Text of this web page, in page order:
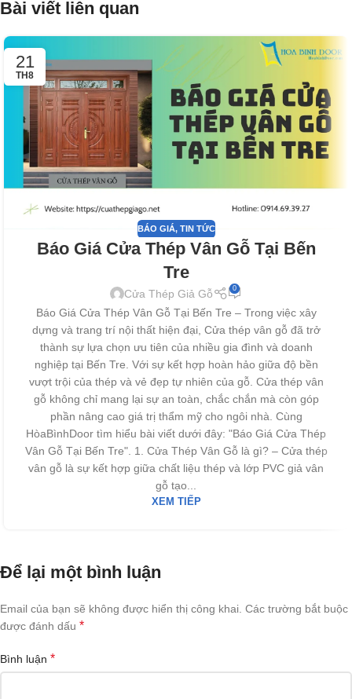
Bài viết liên quan
21
TH8
BÁO GIÁ, TIN TỨC
Báo Giá Cửa Thép Vân Gỗ Tại Bến
Tre
Cửa Thép Giả Gỗ 0
Báo Giá Cửa Thép Vân Gỗ Tại Bến Tre – Trong việc xây
dựng và trang trí nội thất hiện đại, Cửa thép vân gỗ đã trở
thành sự lựa chọn ưu tiên của nhiều gia đình và doanh
nghiệp tại Bến Tre. Với sự kết hợp hoàn hảo giữa độ bền
vượt trội của thép và vẻ đẹp tự nhiên của gỗ. Cửa thép vân
gỗ không chỉ mang lại sự an toàn, chắc chắn mà còn góp
phần nâng cao giá trị thẩm mỹ cho ngôi nhà. Cùng
HòaBìnhDoor tìm hiểu bài viết dưới đây: "Báo Giá Cửa Thép
Vân Gỗ Tại Bến Tre". 1. Cửa Thép Vân Gỗ là gì? – Cửa thép
vân gỗ là sự kết hợp giữa chất liệu thép và lớp PVC giả vân
gỗ tạo...
XEM TIẾP
Để lại một bình luận
Email của bạn sẽ không được hiển thị công khai. Các trường bắt buộc
được đánh dấu *
Bình luận *